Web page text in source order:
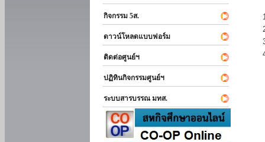
กิจกรรม 5ส.
ดาวน์โหลดแบบฟอร์ม
ติดต่อศูนย์ฯ
ปฏิทินกิจกรรมศูนย์ฯ
ระบบสารบรรณ มทส.